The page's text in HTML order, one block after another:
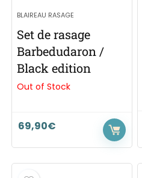
BLAIREAU RASAGE
Set de rasage
Barbedudaron /
Black edition
Out of Stock
69,90€